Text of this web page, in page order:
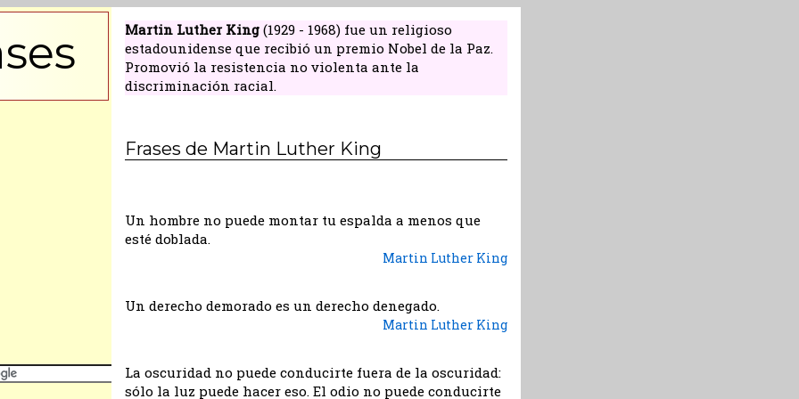
Martin Luther King (1929 - 1968) fue un religioso
estadounidense que recibió un premio Nobel de la Paz.
Promovió la resistencia no violenta ante la
discriminación racial.
Frases de Martin Luther King
Un hombre no puede montar tu espalda a menos que
esté doblada.
Martin Luther King
Un derecho demorado es un derecho denegado.
Martin Luther King
La oscuridad no puede conducirte fuera de la oscuridad:
sólo la luz puede hacer eso. El odio no puede conducirte